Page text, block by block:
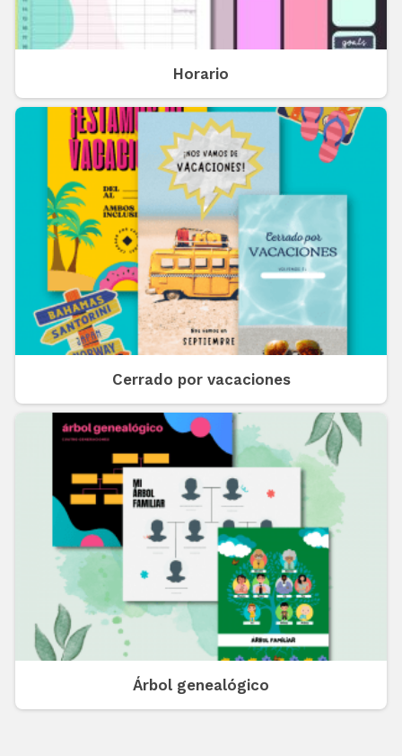
Horario
Cerrado por vacaciones
Árbol genealógico